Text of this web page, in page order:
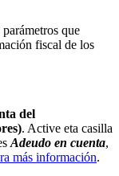
que
fiscal de los
del
. Active eta casilla
Adeudo en cuenta,
más información.